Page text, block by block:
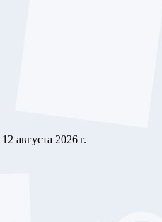
12 августа 2026 г.